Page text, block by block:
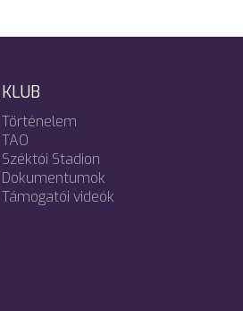
KLUB
Történelem
TAO
Széktói Stadion
Dokumentumok
Támogatói videók